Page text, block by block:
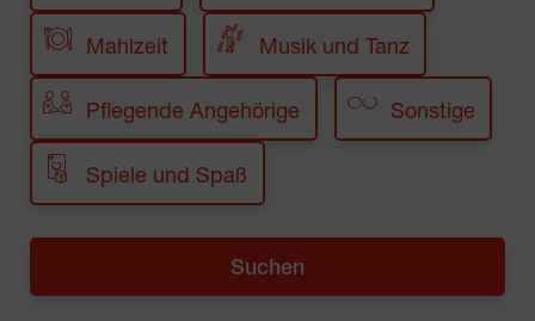
Mahlzeit Musik und Tanz
Pflegende Angehörige Sonstige
Spiele und Spaß